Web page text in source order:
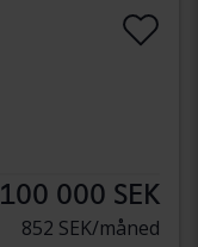
100 000 SEK
852 SEK/måned